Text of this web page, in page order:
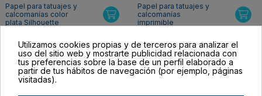
Papel para tatuajes y
calcomanías color
plata Silhouette
Papel para tatuajes y
calcomanías
imprimible
10,99 €
-1,00 €
Utilizamos cookies propias y de terceros para analizar el
uso del sitio web y mostrarte publicidad relacionada con
tus preferencias sobre la base de un perfil elaborado a
partir de tus hábitos de navegación (por ejemplo, páginas
visitadas).